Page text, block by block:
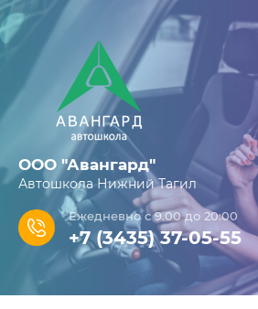
ООО "Авангард"
Автошкола Нижний Тагил
Ежедневно с 9.00 до 20:00
+7 (3435) 37-05-55